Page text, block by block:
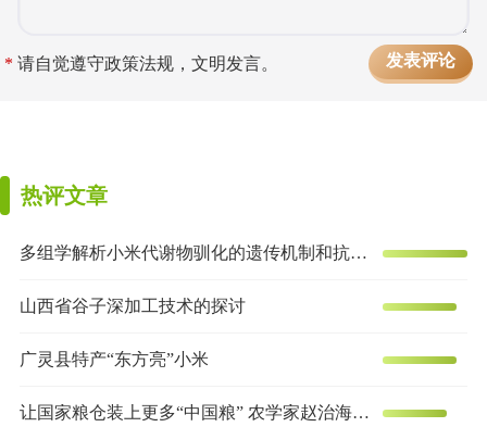
* 请自觉遵守政策法规，文明发言。
热评文章
多组学解析小米代谢物驯化的遗传机制和抗炎效果
山西省谷子深加工技术的探讨
广灵县特产“东方亮”小米
让国家粮仓装上更多“中国粮” 农学家赵治海的谷子梦